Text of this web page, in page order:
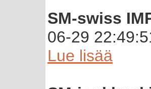
SM-swiss
06-29
Lue lisää